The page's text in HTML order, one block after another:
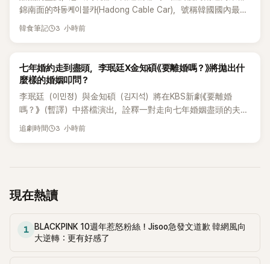
錦南面的하동케이블카(Hadong Cable Car)，號稱韓國國內最高
的落差，上下行路線溫差竟高達 -10 度，就算大熱天也能感受
車的超狂規模根據 TikTok (@hadongflyway) 的資訊，河東纜
車號稱擁有韓國國內最高的高低差，上下行路線溫差竟達 -10
的「特別日子」，會呈現出如夢似幻的景色，讓遊客驚呼連連。
還有涼爽海風吹拂下展開的多島海風光，根本是額外
韓食筆記 3 小時前
K-DRAMA
七年婚約走到盡頭，李珉廷X金知碩《要離婚嗎？》將拋出什
麼樣的婚姻叩問？
李珉廷（이민정）與金知碩（김지석）將在KBS新劇《要離婚
嗎？》（暫譯）中搭檔演出，詮釋一對走向七年婚姻盡頭的夫
妻。 貼近現實的夫妻關係與離婚故事，一直是韓劇市場上能持
元浩/지원호）飾演一對結婚七年的夫妻，並描繪他們關係走向
破裂的過程。已公開的預告片以白美英和池元浩的婚禮場景開
DRAMABEANS
追劇時間 3 小時前
現在熱讀
1
BLACKPINK 10週年惹怒粉絲！Jisoo急發文道歉 韓網風向
大逆轉：更有好感了